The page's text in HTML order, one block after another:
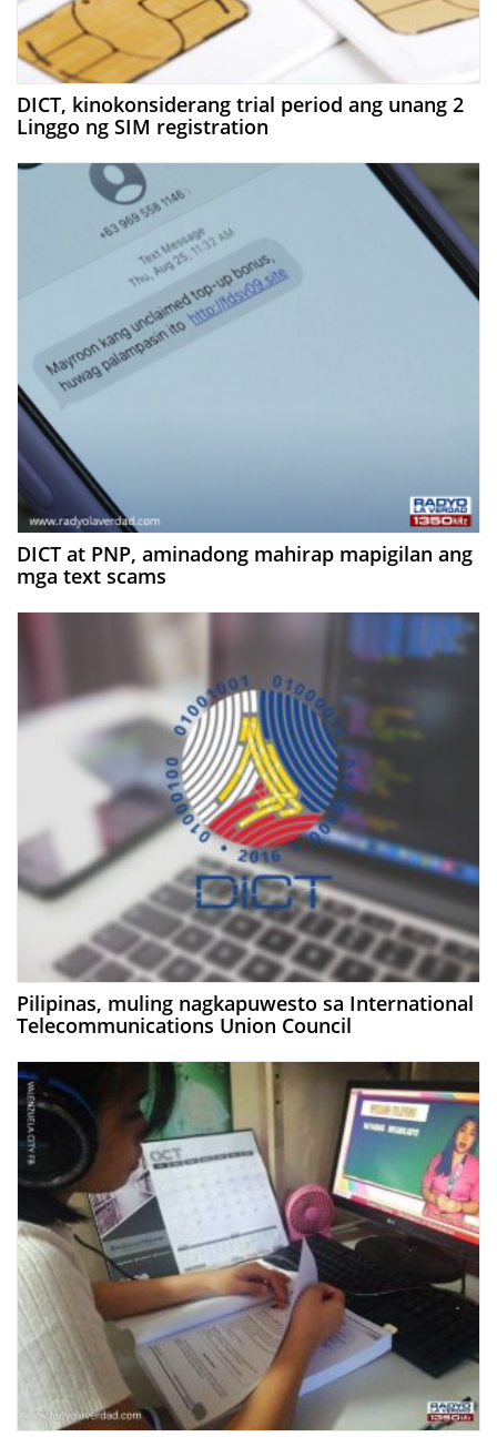
DICT, kinokonsiderang trial period ang unang 2
Linggo ng SIM registration
DICT at PNP, aminadong mahirap mapigilan ang
mga text scams
Pilipinas, muling nagkapuwesto sa International
Telecommunications Union Council